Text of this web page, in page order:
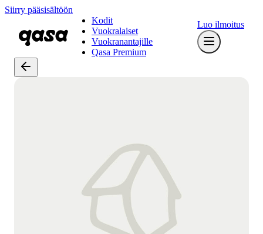
Siirry pääsisältöön
Kodit
Vuokralaiset
Vuokranantajille
Qasa Premium
Luo ilmoitus